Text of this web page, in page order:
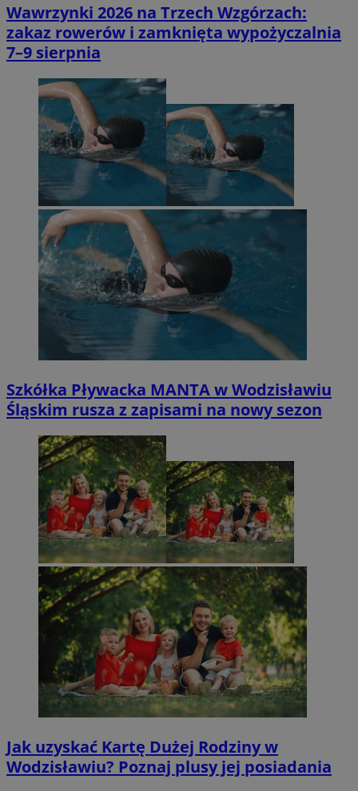
Wawrzynki 2026 na Trzech Wzgórzach:
zakaz rowerów i zamknięta wypożyczalnia
7–9 sierpnia
Szkółka Pływacka MANTA w Wodzisławiu
Śląskim rusza z zapisami na nowy sezon
Jak uzyskać Kartę Dużej Rodziny w
Wodzisławiu? Poznaj plusy jej posiadania